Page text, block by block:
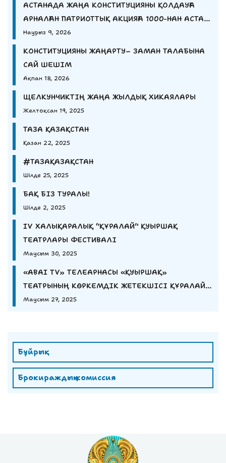
АСТАНАДА ЖАҢА КОНСТИТУЦИЯНЫ ҚОЛДАУҒА
АРНАЛҒАН ПАТРИОТТЫҚ АКЦИЯҒА 1000-НАН АСТАМ
ЖАС ҚАТЫСТЫ.
Наурыз 9, 2026
КОНСТИТУЦИЯНЫ ЖАҢАРТУ– ЗАМАН ТАЛАБЫНА
САЙ ШЕШІМ
Ақпан 18, 2026
ЩЕЛКУНЧИКТІҢ ЖАҢА ЖЫЛДЫҚ ХИКАЯЛАРЫ
Желтоқсан 19, 2025
ТАЗА ҚАЗАҚСТАН
Қазан 22, 2025
#ТАЗАҚАЗАҚСТАН
Шілде 25, 2025
БАҚ БІЗ ТУРАЛЫ!
Шілде 2, 2025
IV ХАЛЫҚАРАЛЫҚ “ҚҰРАЛАЙ” ҚУЫРШАҚ
ТЕАТРЛАРЫ ФЕСТИВАЛІ
Маусым 30, 2025
«ABAI TV» ТЕЛЕАРНАСЫ «ҚУЫРШАҚ»
ТЕАТРЫНЫҢ КӨРКЕМДІК ЖЕТЕКШІСІ ҚҰРАЛАЙ
ЕШМҰРАТОВАНЫҢ СҰХБАТЫН ҰСЫНАДЫ
Маусым 27, 2025
Бұйрық
Брокираждық комиссия